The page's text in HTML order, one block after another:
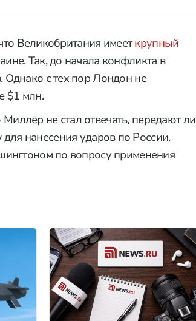
Великобритания имееткрупный
Так, до начала конфликта в
Однако с тех пор Лондон не
$1 млн.
не стал отвечать, передают ли
нанесения ударов по России.
по вопросу применения